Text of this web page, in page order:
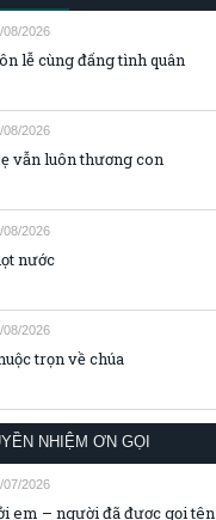
08/2026
lễ cùng đấng tình quân
08/2026
vẫn luôn thương con
08/2026
nước
08/2026
trọn về chúa
NHIỆM ƠN GỌI
07/2026
em – người đã được gọi tên